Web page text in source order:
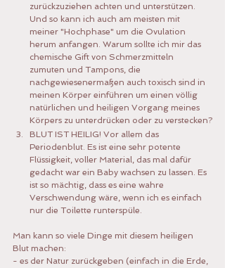
zurückzuziehen achten und unterstützen.
Und so kann ich auch am meisten mit
meiner "Hochphase" um die Ovulation
herum anfangen. Warum sollte ich mir das
chemische Gift von Schmerzmitteln
zumuten und Tampons, die
nachgewiesenermaßen auch toxisch sind in
meinen Körper einführen um einen völlig
natürlichen und heiligen Vorgang meines
Körpers zu unterdrücken oder zu verstecken?
BLUT IST HEILIG! Vor allem das
Periodenblut. Es ist eine sehr potente
Flüssigkeit, voller Material, das mal dafür
gedacht war ein Baby wachsen zu lassen. Es
ist so mächtig, dass es eine wahre
Verschwendung wäre, wenn ich es einfach
nur die Toilette runterspüle.
Man kann so viele Dinge mit diesem heiligen
Blut machen:
- es der Natur zurückgeben (einfach in die Erde,